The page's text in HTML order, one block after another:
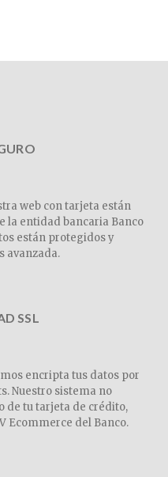
web con tarjeta están
la entidad bancaria Banco
están protegidos y
avanzada.
SSL
encripta tus datos por
Nuestro sistema no
de tu tarjeta de crédito,
Ecommerce del Banco.